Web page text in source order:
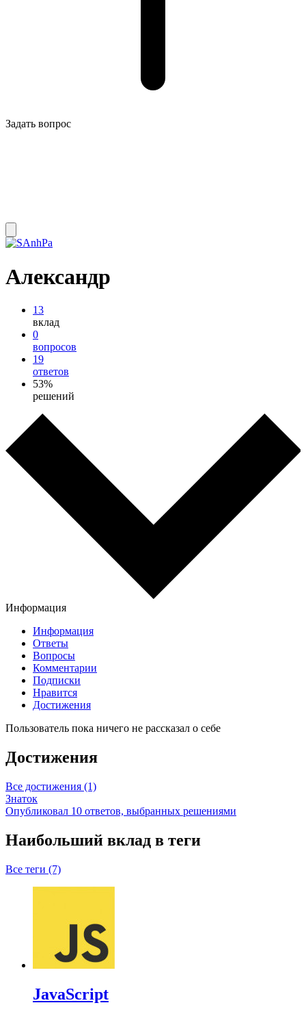
Задать вопрос
Александр
13
вклад
0
вопросов
19
ответов
53%
решений
Информация
Информация
Ответы
Вопросы
Комментарии
Подписки
Нравится
Достижения
Пользователь пока ничего не рассказал о себе
Достижения
Все достижения (1)
Знаток
Опубликовал 10 ответов, выбранных решениями
Наибольший вклад в теги
Все теги (7)
JavaScript